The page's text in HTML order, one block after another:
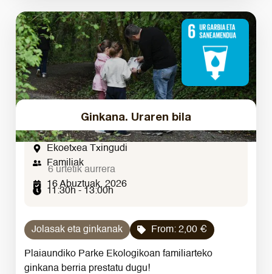
Ginkana. Uraren bila
Ekoetxea Txingudi
Familiak
6 urtetik aurrera
16 Abuztuak, 2026
11:30h - 13:00h
Jolasak eta ginkanak From: 2,00 €
Plaiaundiko Parke Ekologikoan familiarteko
ginkana berria prestatu dugu!